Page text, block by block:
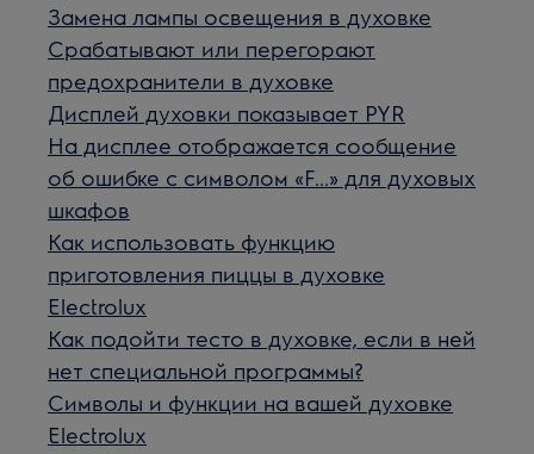
Замена лампы освещения в духовке
Срабатывают или перегорают
предохранители в духовке
Дисплей духовки показывает PYR
На дисплее отображается сообщение
об ошибке с символом «F...» для духовых
шкафов
Как использовать функцию
приготовления пиццы в духовке
Electrolux
Как подойти тесто в духовке, если в ней
нет специальной программы?
Символы и функции на вашей духовке
Electrolux